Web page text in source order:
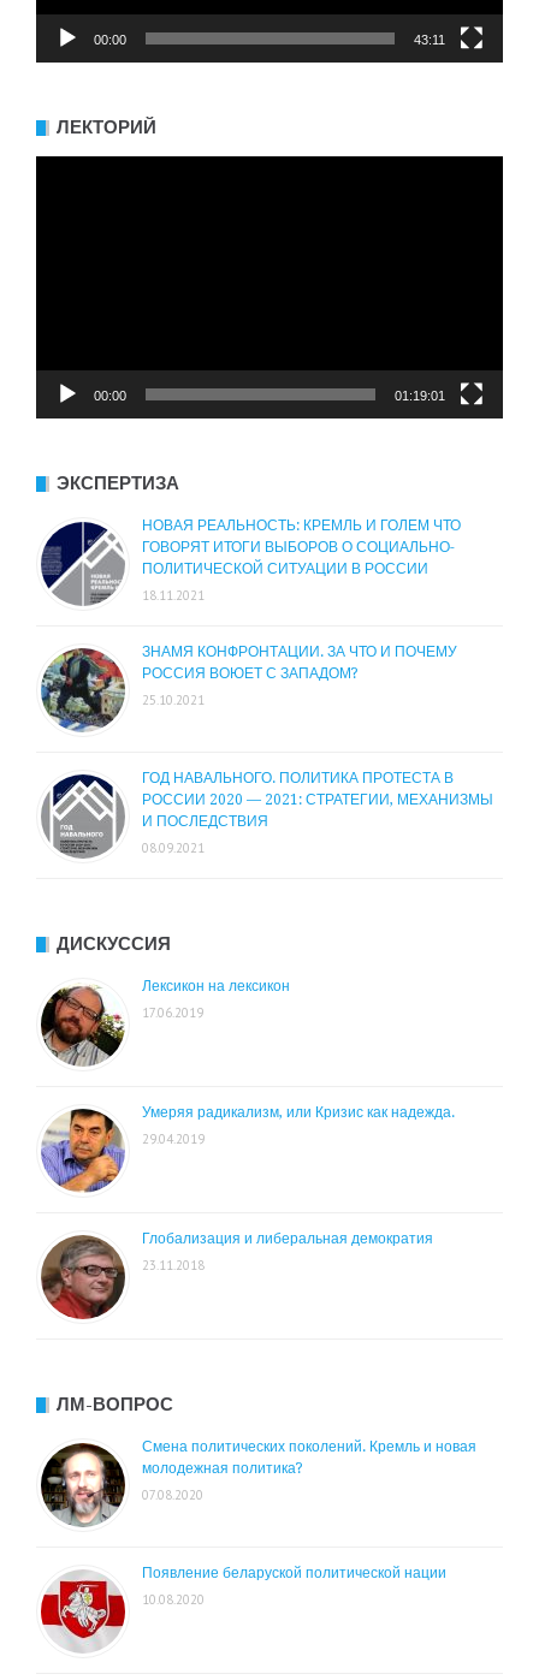
00:00 43:11
ЛЕКТОРИЙ
00:00 01:19:01
ЭКСПЕРТИЗА
НОВАЯ РЕАЛЬНОСТЬ: КРЕМЛЬ И ГОЛЕМ ЧТО
ГОВОРЯТ ИТОГИ ВЫБОРОВ О СОЦИАЛЬНО-
ПОЛИТИЧЕСКОЙ СИТУАЦИИ В РОССИИ
18.11.2021
ЗНАМЯ КОНФРОНТАЦИИ. ЗА ЧТО И ПОЧЕМУ
РОССИЯ ВОЮЕТ С ЗАПАДОМ?
25.10.2021
ГОД НАВАЛЬНОГО. ПОЛИТИКА ПРОТЕСТА В
РОССИИ 2020 — 2021: СТРАТЕГИИ, МЕХАНИЗМЫ
И ПОСЛЕДСТВИЯ
08.09.2021
ДИСКУССИЯ
Лексикон на лексикон
17.06.2019
Умеряя радикализм, или Кризис как надежда.
29.04.2019
Глобализация и либеральная демократия
23.11.2018
ЛМ-ВОПРОС
Смена политических поколений. Кремль и новая
молодежная политика?
07.08.2020
Появление беларуской политической нации
10.08.2020